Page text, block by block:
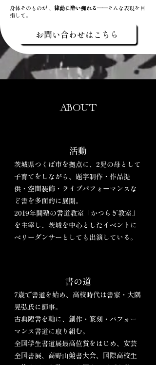
身体そのものが 、 律動に酔い痴れる――そんな表現を目
指して。
お問い合わせはこちら
ABOUT
活動
茨城県つくば市を拠点に、2児の母として
子育てをしながら、題字制作・作品提
供・空間装飾・ライブパフォーマンスな
ど書を多面的に展開。
2019年開塾の書道教室「かつらぎ教室」
を主宰し、茨城を中心としたイベントに
ベリーダンサーとしても出演している。
書の道
7歳で書道を始め、高校時代は書家・大隅
晃弘氏に師事。
古典臨書を軸に、創作・篆刻・パフォー
マンス書道に取り組む。
全国学生書道展最高位賞をはじめ、安芸
全国書展、高野山競書大会、国際高校生